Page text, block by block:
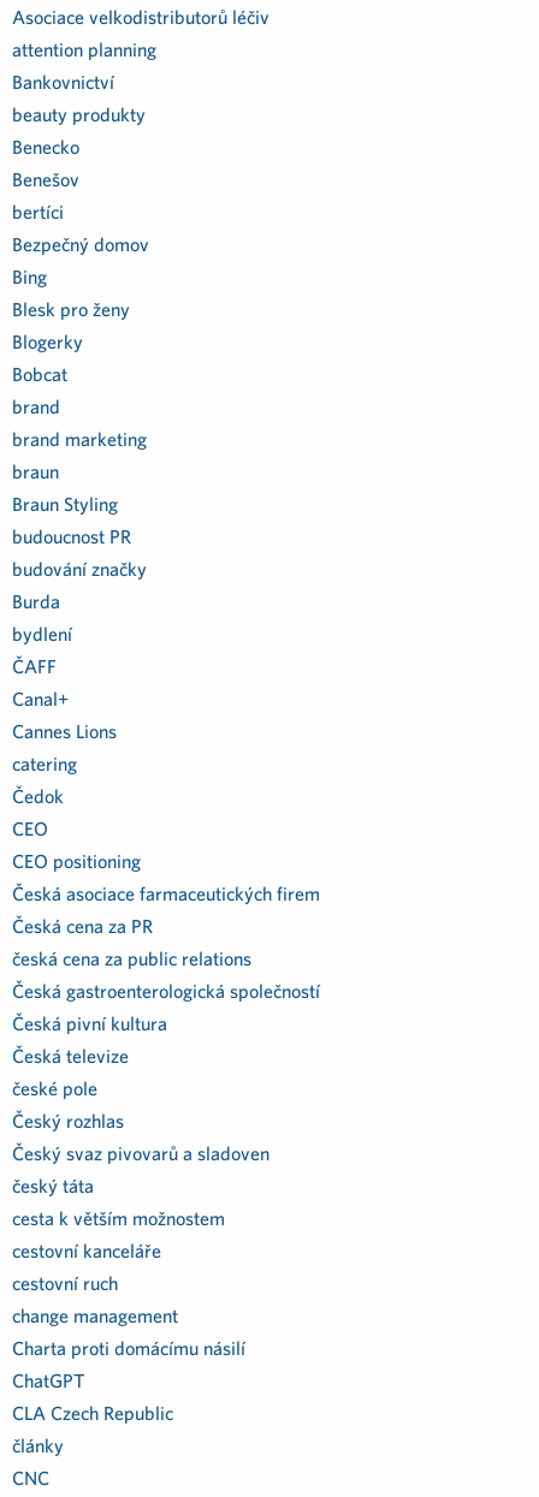
Asociace velkodistributorů léčiv
attention planning
Bankovnictví
beauty produkty
Benecko
Benešov
bertíci
Bezpečný domov
Bing
Blesk pro ženy
Blogerky
Bobcat
brand
brand marketing
braun
Braun Styling
budoucnost PR
budování značky
Burda
bydlení
ČAFF
Canal+
Cannes Lions
catering
Čedok
CEO
CEO positioning
Česká asociace farmaceutických firem
Česká cena za PR
česká cena za public relations
Česká gastroenterologická společností
Česká pivní kultura
Česká televize
české pole
Český rozhlas
Český svaz pivovarů a sladoven
český táta
cesta k větším možnostem
cestovní kanceláře
cestovní ruch
change management
Charta proti domácímu násilí
ChatGPT
CLA Czech Republic
články
CNC